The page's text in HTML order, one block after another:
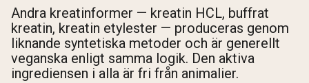
Andra kreatinformer — kreatin HCL, buffrat
kreatin, kreatin etylester — produceras genom
liknande syntetiska metoder och är generellt
veganska enligt samma logik. Den aktiva
ingrediensen i alla är fri från animalier.